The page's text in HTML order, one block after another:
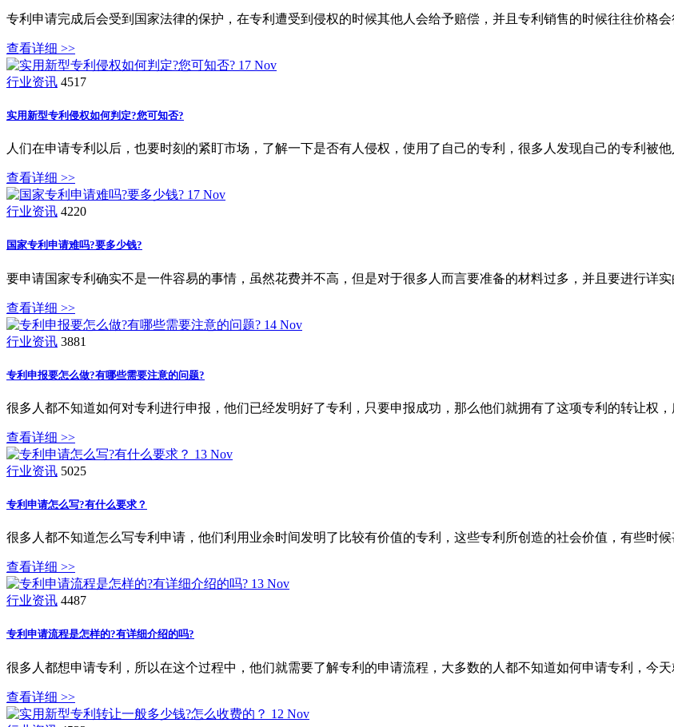
专利申请完成后会受到国家法律的保护，在专利遭受到侵权的时候其他人会给予赔偿，并且专利销售的时候往往价格
查看详细 >>
17 Nov
行业资讯 4517
实用新型专利侵权如何判定?您可知否?
人们在申请专利以后，也要时刻的紧盯市场，了解一下是否有人侵权，使用了自己的专利，很多人发现自己的专利被
查看详细 >>
17 Nov
行业资讯 4220
国家专利申请难吗?要多少钱?
要申请国家专利确实不是一件容易的事情，虽然花费并不高，但是对于很多人而言要准备的材料过多，并且要进行详
查看详细 >>
14 Nov
行业资讯 3881
专利申报要怎么做?有哪些需要注意的问题?
很多人都不知道如何对专利进行申报，他们已经发明好了专利，只要申报成功，那么他们就拥有了这项专利的转让权
查看详细 >>
13 Nov
行业资讯 5025
专利申请怎么写?有什么要求？
很多人都不知道怎么写专利申请，他们利用业余时间发明了比较有价值的专利，这些专利所创造的社会价值，有些时
查看详细 >>
13 Nov
行业资讯 4487
专利申请流程是怎样的?有详细介绍的吗?
很多人都想申请专利，所以在这个过程中，他们就需要了解专利的申请流程，大多数的人都不知道如何申请专利，今
查看详细 >>
12 Nov